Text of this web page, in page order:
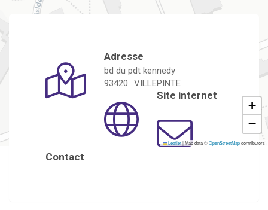
+
−
Leaflet|Map data ©OpenStreetMapcontributors
Adresse
bd du pdt kennedy
93420
VILLEPINTE
Site internet
Contact